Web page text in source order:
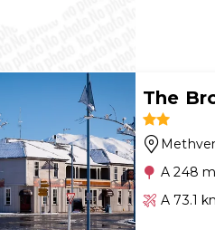
The
A 248
A 73.1